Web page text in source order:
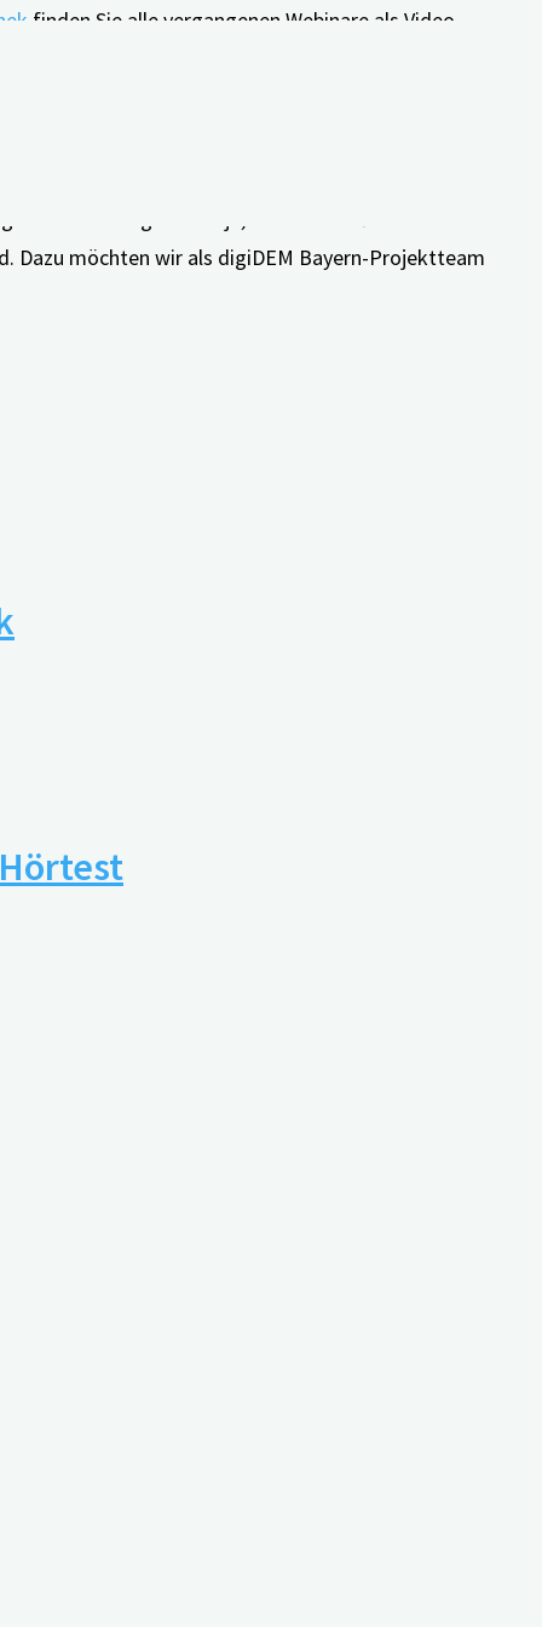
finden Sie alle vergangenen Webinare als Video-
Es ist wichtiger denn je, wissenschaftliche
Dazu möchten wir als digiDEM Bayern-Projektteam